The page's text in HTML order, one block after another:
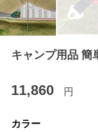
キャンプ用品 簡
11,860 円
カラー